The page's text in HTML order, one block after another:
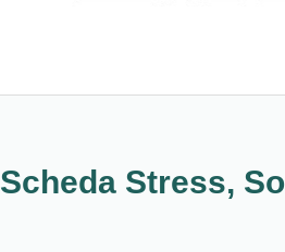
Scheda Stress,